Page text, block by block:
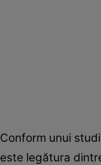
Conform unui
este legătura